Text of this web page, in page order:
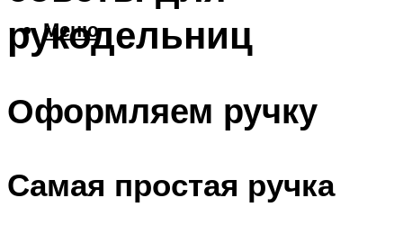
Меню
рукодельниц
Оформляем ручку
Самая простая ручка